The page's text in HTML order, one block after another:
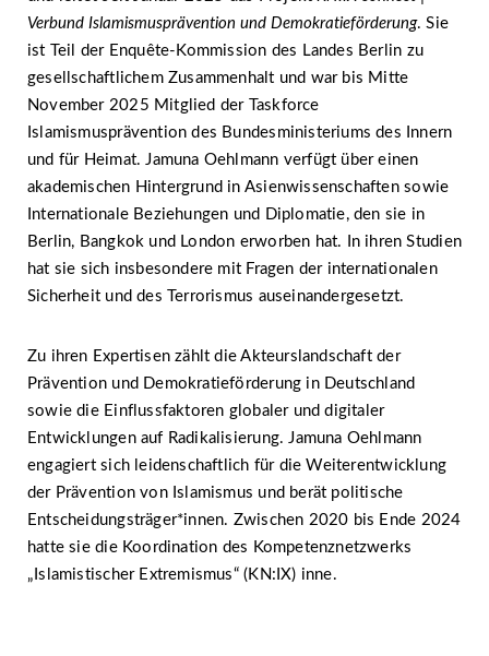
Verbund Islamismusprävention und Demokratieförderung. Sie
ist Teil der Enquête-Kommission des Landes Berlin zu
gesellschaftlichem Zusammenhalt und war bis Mitte
November 2025 Mitglied der Taskforce
Islamismusprävention des Bundesministeriums des Innern
und für Heimat. Jamuna Oehlmann verfügt über einen
akademischen Hintergrund in Asienwissenschaften sowie
Internationale Beziehungen und Diplomatie, den sie in
Berlin, Bangkok und London erworben hat. In ihren Studien
hat sie sich insbesondere mit Fragen der internationalen
Sicherheit und des Terrorismus auseinandergesetzt.
Zu ihren Expertisen zählt die Akteurslandschaft der
Prävention und Demokratieförderung in Deutschland
sowie die Einflussfaktoren globaler und digitaler
Entwicklungen auf Radikalisierung. Jamuna Oehlmann
engagiert sich leidenschaftlich für die Weiterentwicklung
der Prävention von Islamismus und berät politische
Entscheidungsträger*innen. Zwischen 2020 bis Ende 2024
hatte sie die Koordination des Kompetenznetzwerks
„Islamistischer Extremismus“ (KN:IX) inne.